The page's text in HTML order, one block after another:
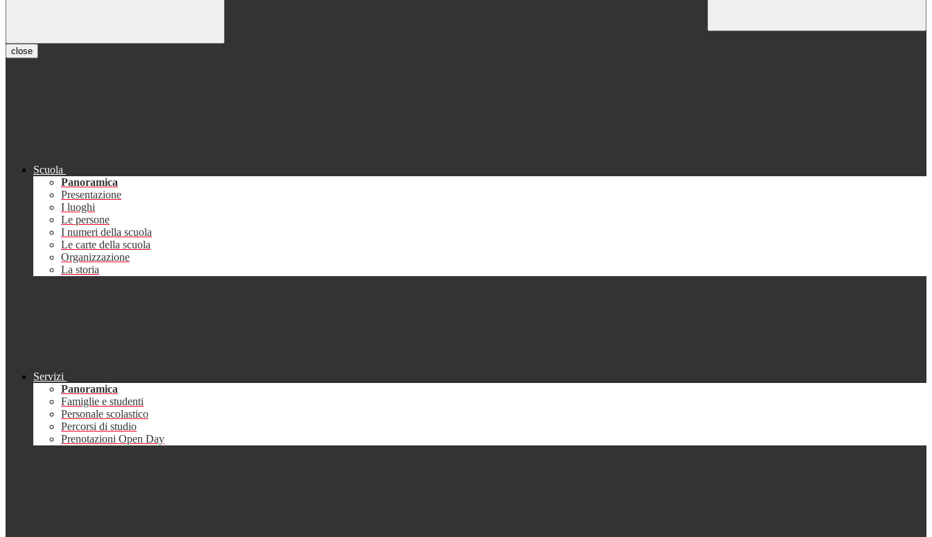
close
Scuola
Panoramica
Presentazione
I luoghi
Le persone
I numeri della scuola
Le carte della scuola
Organizzazione
La storia
Servizi
Panoramica
Famiglie e studenti
Personale scolastico
Percorsi di studio
Prenotazioni Open Day